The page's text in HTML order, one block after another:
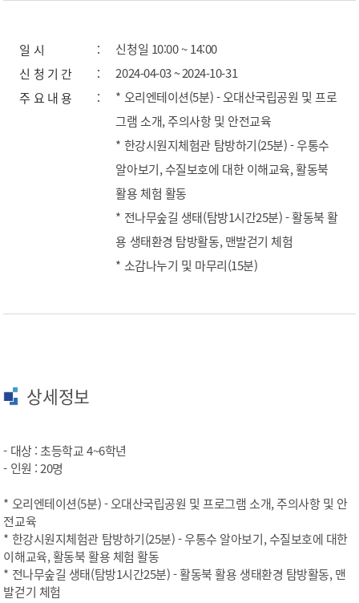
일 시
신청일 10:00 ~ 14:00
신 청 기 간
2024-04-03 ~ 2024-10-31
주 요 내 용
* 오리엔테이션(5분) - 오대산국립공원 및 프로
그램 소개, 주의사항 및 안전교육
* 한강시원지체험관 탐방하기(25분) - 우통수
알아보기, 수질보호에 대한 이해교육, 활동북
활용 체험 활동
* 전나무숲길 생태(탐방1시간25분) - 활동북 활
용 생태환경 탐방활동, 맨발걷기 체험
* 소감나누기 및 마무리(15분)
상세정보
- 대상 : 초등학교 4~6학년
- 인원 : 20명
* 오리엔테이션(5분) - 오대산국립공원 및 프로그램 소개, 주의사항 및 안
전교육
* 한강시원지체험관 탐방하기(25분) - 우통수 알아보기, 수질보호에 대한
이해교육, 활동북 활용 체험 활동
* 전나무숲길 생태(탐방1시간25분) - 활동북 활용 생태환경 탐방활동, 맨
발걷기 체험